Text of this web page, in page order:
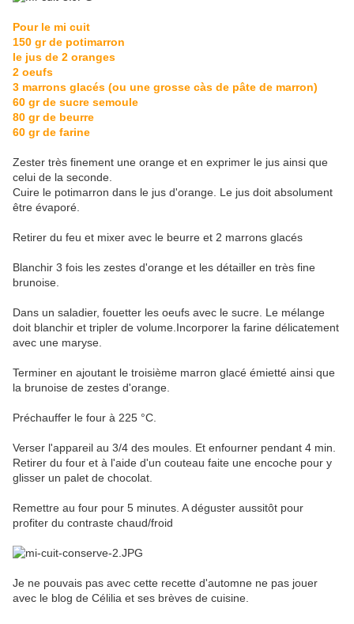
Pour le mi cuit
150 gr de potimarron
le jus de 2 oranges
2 oeufs
3 marrons glacés (ou une grosse càs de pâte de marron)
60 gr de sucre semoule
80 gr de beurre
60 gr de farine
Zester très finement une orange et en exprimer le jus ainsi que
celui de la seconde.
Cuire le potimarron dans le jus d'orange. Le jus doit absolument
être évaporé.
Retirer du feu et mixer avec le beurre et 2 marrons glacés
Blanchir 3 fois les zestes d'orange et les détailler en très fine
brunoise.
Dans un saladier, fouetter les oeufs avec le sucre. Le mélange
doit blanchir et tripler de volume.Incorporer la farine délicatement
avec une maryse.
Terminer en ajoutant le troisième marron glacé émietté ainsi que
la brunoise de zestes d'orange.
Préchauffer le four à 225 °C.
Verser l'appareil au 3/4 des moules. Et enfourner pendant 4 min.
Retirer du four et à l'aide d'un couteau faite une encoche pour y
glisser un palet de chocolat.
Remettre au four pour 5 minutes. A déguster aussitôt pour
profiter du contraste chaud/froid
Je ne pouvais pas avec cette recette d'automne ne pas jouer
avec le blog de Célilia et ses brèves de cuisine.